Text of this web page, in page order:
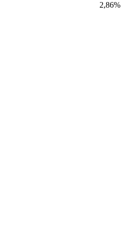
2,86%